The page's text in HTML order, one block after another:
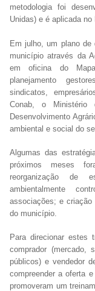
metodologia foi
Unidas) e é aplicada
Em julho, um plano de
município através da
em oficina do
planejamento
sindicatos,
Conab, o Ministério
Desenvolvimento
ambiental e social do
Algumas das
próximos meses
reorganização de
ambientalmente
associações; e criação
do município.
Para direcionar estes
comprador (mercado,
públicos) e vendedor
compreender a oferta
promoveram um